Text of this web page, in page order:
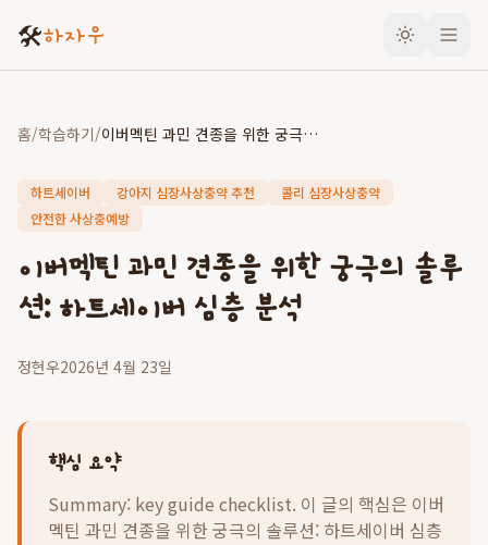
🛠️하자우
홈/학습하기/ 이버멕틴 과민 견종을 위한 궁극의 솔루션: 하트세이버 심층 분석
하트세이버 강아지 심장사상충약 추천
콜리 심장사상충약
안전한 사상충예방
이버멕틴 과민 견종을 위한 궁극의 솔루
션: 하트세이버 심층 분석
정현우2026년 4월 23일
핵심 요약
Summary: key guide checklist. 이 글의 핵심은 이버
멕틴 과민 견종을 위한 궁극의 솔루션: 하트세이버 심층